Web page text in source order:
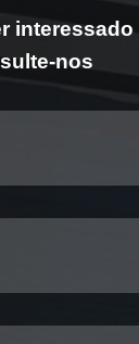
interessado
nos